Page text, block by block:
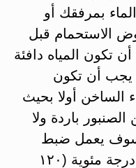
بمرفقك أو
الاستحمام قبل
تكون المياه دافئة
يجب أن تكون
الساخن أولا بحيث
باردة ولا
سوف يعمل ضبط
خزان الماء الساخن على 49 درجة مئوية (۱۲۰